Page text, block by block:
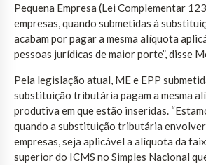
Pequena Empresa (Lei Complementar
empresas, quando submetidas à
acabam por pagar a mesma alíquota
pessoas jurídicas de maior porte”, disse
Pela legislação atual, ME e EPP
substituição tributária pagam a mesma
produtiva em que estão inseridas.
quando a substituição tributária envolver
empresas, seja aplicável a alíquota da
superior do ICMS no Simples Nacional